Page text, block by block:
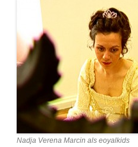
Nadja Verena Marcin als eoyalkids